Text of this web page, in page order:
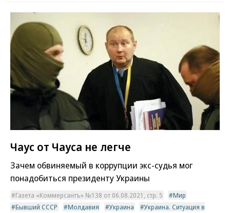
Чаус от Чауса не легче
Зачем обвиняемый в коррупции экс-судья мог
понадобиться президенту Украины
Газета «Коммерсантъ» №138 от 06.08.2021, стр. 5
Мир
Бывший СССР
Молдавия Украина
Украина. Ситуация в